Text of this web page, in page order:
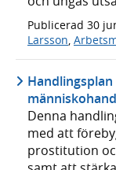
Publicerad 30
Larsson,
Denna
med att
prostitution